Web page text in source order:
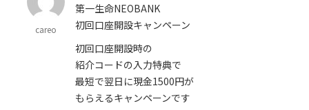
careo
第一生命NEOBANK
初回口座開設キャンペーン
初回口座開設時の
紹介コードの入力特典で
最短で翌日に現金1500円が
もらえるキャンペーンです